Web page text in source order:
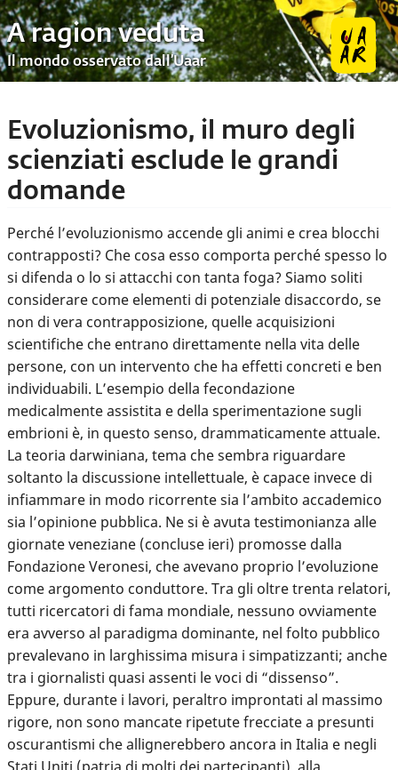
A ragion veduta
Il mondo osservato dall’Uaar
Evoluzionismo, il muro degli
scienziati esclude le grandi
domande
Perché l’evoluzionismo accende gli animi e crea blocchi
contrapposti? Che cosa esso comporta perché spesso lo
si difenda o lo si attacchi con tanta foga? Siamo soliti
considerare come elementi di potenziale disaccordo, se
non di vera contrapposizione, quelle acquisizioni
scientifiche che entrano direttamente nella vita delle
persone, con un intervento che ha effetti concreti e ben
individuabili. L’esempio della fecondazione
medicalmente assistita e della sperimentazione sugli
embrioni è, in questo senso, drammaticamente attuale.
La teoria darwiniana, tema che sembra riguardare
soltanto la discussione intellettuale, è capace invece di
infiammare in modo ricorrente sia l’ambito accademico
sia l’opinione pubblica. Ne si è avuta testimonianza alle
giornate veneziane (concluse ieri) promosse dalla
Fondazione Veronesi, che avevano proprio l’evoluzione
come argomento conduttore. Tra gli oltre trenta relatori,
tutti ricercatori di fama mondiale, nessuno ovviamente
era avverso al paradigma dominante, nel folto pubblico
prevalevano in larghissima misura i simpatizzanti; anche
tra i giornalisti quasi assenti le voci di “dissenso”.
Eppure, durante i lavori, peraltro improntati al massimo
rigore, non sono mancate ripetute frecciate a presunti
oscurantismi che allignerebbero ancora in Italia e negli